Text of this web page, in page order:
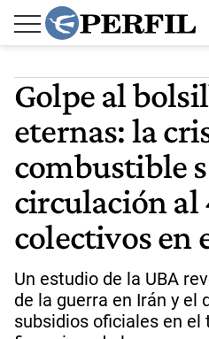
Golpe al
eternas: la
combustible
circulación al
colectivos en
Un estudio de la UBA
de la guerra en Irán y el
subsidios oficiales en el